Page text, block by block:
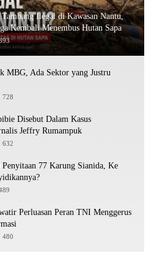
Ilegal di Kawasan Nantu,
Kembali Menembus Hutan Sapa
MBG, Ada Sektor yang Justru
728
Disebut Dalam Kasus
Jeffry Rumampuk
632
Penyitaan 77 Karung Sianida, Ke
Perluasan Peran TNI Menggerus
480